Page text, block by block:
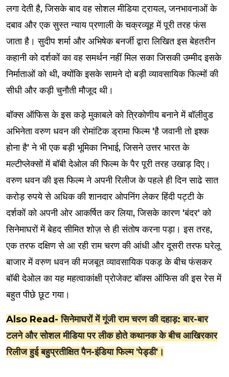
लगा देती है, जिसके बाद वह सोशल मीडिया ट्रायल, जनभावनाओं के
दबाव और एक सुस्त न्याय प्रणाली के चक्रव्यूह में पूरी तरह फंस
जाता है। सुदीप शर्मा और अभिषेक बनर्जी द्वारा लिखित इस बेहतरीन
कहानी को दर्शकों का वह समर्थन नहीं मिल सका जिसकी उम्मीद इसके
निर्माताओं को थी, क्योंकि इसके सामने दो बड़ी व्यावसायिक फिल्मों की
सीधी और कड़ी चुनौती मौजूद थी।
बॉक्स ऑफिस के इस कड़े मुकाबले को त्रिकोणीय बनाने में बॉलीवुड
अभिनेता वरुण धवन की रोमांटिक ड्रामा फिल्म 'है जवानी तो इश्क
होना है' ने भी एक बड़ी भूमिका निभाई, जिसने उत्तर भारत के
मल्टीप्लेक्सों में बॉबी देओल की फिल्म के पैर पूरी तरह उखाड़ दिए।
वरुण धवन की इस फिल्म ने अपनी रिलीज के पहले ही दिन साढे सात
करोड़ रुपये से अधिक की शानदार ओपनिंग लेकर हिंदी पट्टी के
दर्शकों को अपनी ओर आकर्षित कर लिया, जिसके कारण 'बंदर' को
सिनेमाघरों में बेहद सीमित शोज़ से ही संतोष करना पड़ा। इस तरह,
एक तरफ दक्षिण से आ रही राम चरण की आंधी और दूसरी तरफ घरेलू
बाजार में वरुण धवन की मजबूत व्यावसायिक पकड़ के बीच फंसकर
बॉबी देओल का यह महत्वाकांक्षी प्रोजेक्ट बॉक्स ऑफिस की इस रेस में
बहुत पीछे छूट गया।
Also Read-सिनेमाघरों में गूंजी राम चरण की दहाड़: बार-बार
टलने और सोशल मीडिया पर लीक होते कथानक के बीच आखिरकार
रिलीज हुई बहुप्रतीक्षित पैन-इंडिया फिल्म 'पेड्डी'।